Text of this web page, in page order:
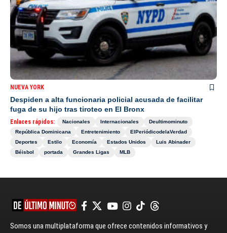
NUEVA YORK
Despiden a alta funcionaria policial acusada de facilitar
fuga de su hijo tras tiroteo en El Bronx
Enlaces rápidos: Nacionales Internacionales
Deultimominuto
República Dominicana
Entretenimiento
ElPeriódicodelaVerdad
Deportes
Estilo Economía Estados Unidos
Luis Abinader
Béisbol
portada Grandes Ligas MLB
Somos una multiplataforma que ofrece contenidos informativos y